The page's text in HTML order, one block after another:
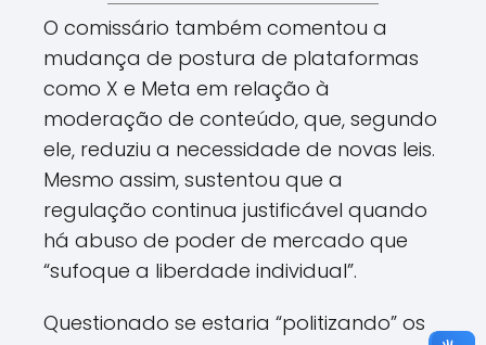
O comissário também comentou a
mudança de postura de plataformas
como X e Meta em relação à
moderação de conteúdo, que, segundo
ele, reduziu a necessidade de novas leis.
Mesmo assim, sustentou que a
regulação continua justificável quando
há abuso de poder de mercado que
“sufoque a liberdade individual”.
Questionado se estaria “politizando” os